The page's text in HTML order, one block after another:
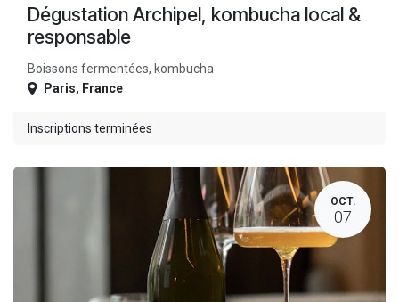
Dégustation Archipel, kombucha local &
responsable
Boissons fermentées, kombucha
Paris, France
Inscriptions terminées
OCT.
07